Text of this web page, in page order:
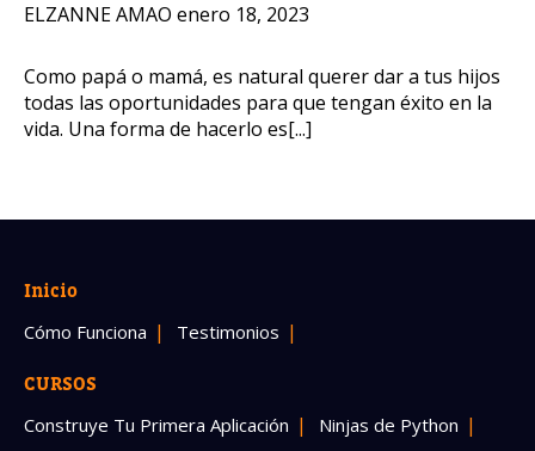
ELZANNE AMAO enero 18, 2023
Como papá o mamá, es natural querer dar a tus hijos
todas las oportunidades para que tengan éxito en la
vida. Una forma de hacerlo es[...]
Inicio
Cómo Funciona Testimonios
CURSOS
Construye Tu Primera Aplicación
Ninjas de Python